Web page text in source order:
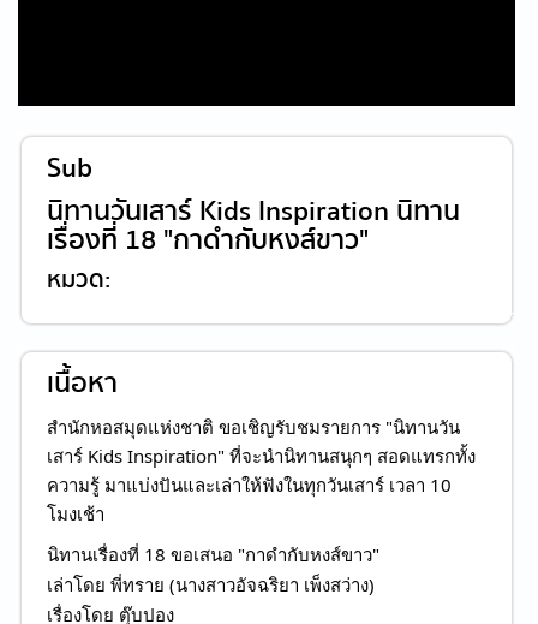
Sub
นิทานวันเสาร์ Kids Inspiration นิทาน
เรื่องที่ 18 "กาดำกับหงส์ขาว"
หมวด:
เนื้อหา
สำนักหอสมุดแห่งชาติ ขอเชิญรับชมรายการ "นิทานวัน
เสาร์ Kids Inspiration" ที่จะนำนิทานสนุกๆ สอดแทรกทั้ง
ความรู้ มาแบ่งปันและเล่าให้ฟังในทุกวันเสาร์ เวลา 10
โมงเช้า
นิทานเรื่องที่ 18 ขอเสนอ "กาดำกับหงส์ขาว"
เล่าโดย พี่ทราย (นางสาวอัจฉริยา เพ็งสว่าง)
เรื่องโดย ตุ๊บปอง